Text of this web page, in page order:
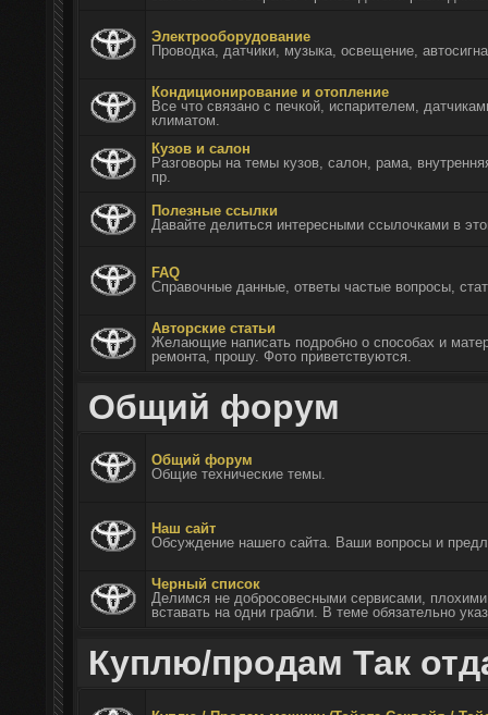
Электрооборудование
Проводка, датчики, музыка, освещение,
Кондиционирование и отопление
Все что связано с печкой, испарителем,
климатом.
Кузов и салон
Разговоры на темы кузов, салон, рама,
пр.
Полезные ссылки
Давайте делиться интересными ссылочками в
FAQ
Справочные данные, ответы частые вопросы,
Авторские статьи
Желающие написать подробно о способах и
ремонта, прошу. Фото приветствуются.
Общий форум
Общий форум
Общие технические темы.
Наш сайт
Обсуждение нашего сайта. Ваши вопросы и
Черный список
Делимся не добросовесными сервисами,
вставать на одни грабли. В теме обязательно
Куплю/продам Так